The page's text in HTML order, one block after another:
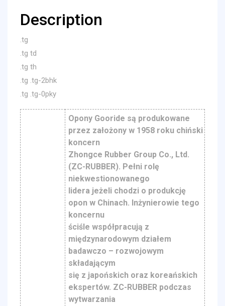
Description
.tg
.tg td
.tg th
.tg .tg-2bhk
.tg .tg-0pky
Opony Gooride są produkowane
przez założony w 1958 roku chiński
koncern
Zhongce Rubber Group Co., Ltd.
(ZC-RUBBER). Pełni rolę
niekwestionowanego
lidera jeżeli chodzi o produkcję
opon w Chinach. Inżynierowie tego
koncernu
ściśle współpracują z
międzynarodowym działem
badawczo – rozwojowym
składającym
się z japońskich oraz koreańskich
ekspertów. ZC-RUBBER podczas
wytwarzania